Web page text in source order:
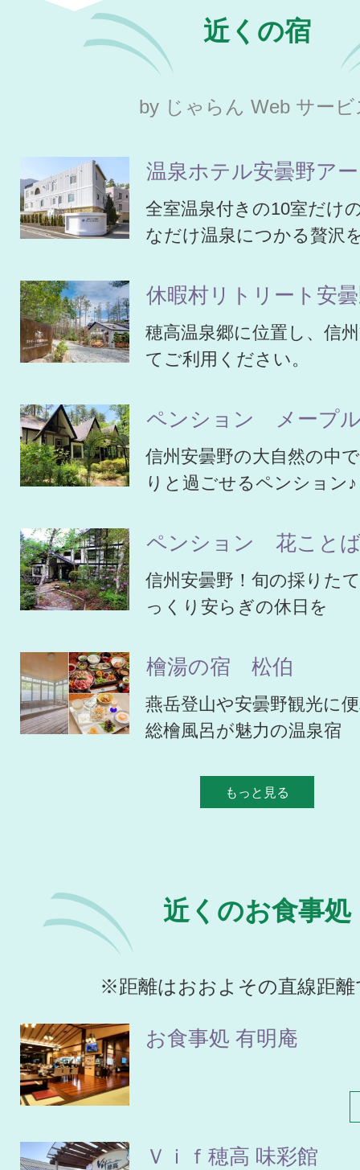
近くの宿
by じゃらん Web サービ
温泉ホテル安曇野ア
全室温泉付きの10室だけ
なだけ温泉につかる贅沢
休暇村リトリート安
穂高温泉郷に位置し、信
てご利用ください。
ペンション メープ
信州安曇野の大自然の中
りと過ごせるペンション♪
ペンション 花こと
信州安曇野！旬の採りた
っくり安らぎの休日を
檜湯の宿 松伯
燕岳登山や安曇野観光に
総檜風呂が魅力の温泉宿
もっと見る
近くのお食事処
※距離はおおよその直線距離
お食事処 有明庵
Ｖｉｆ穂高 味彩館